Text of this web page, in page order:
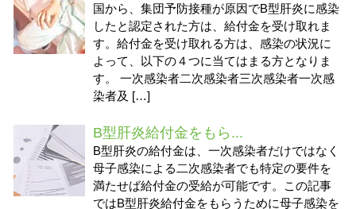
国から、集団予防接種が原因でB型肝炎に感染
したと認定された方は、給付金を受け取れま
す。給付金を受け取れる方は、感染の状況に
よって、以下の４つに当てはまる方となりま
す。 一次感染者二次感染者三次感染者一次感
染者及 […]
B型肝炎給付金をもら...
B型肝炎の給付金は、一次感染者だけではなく
母子感染による二次感染者でも特定の要件を
満たせば給付金の受給が可能です。この記事
ではB型肝炎給付金をもらうために母子感染を